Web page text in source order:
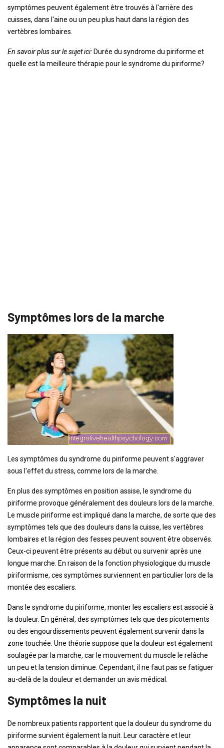
symptômes peuvent également être trouvés à l'arrière des
cuisses, dans l'aine ou un peu plus haut dans la région des
vertèbres lombaires.
En savoir plus sur le sujet ici: Durée du syndrome du piriforme et
quelle est la meilleure thérapie pour le syndrome du piriforme?
Symptômes lors de la marche
Les symptômes du syndrome du piriforme peuvent s'aggraver
sous l'effet du stress, comme lors de la marche.
En plus des symptômes en position assise, le syndrome du
piriforme provoque généralement des douleurs lors de la marche.
Le muscle piriforme est impliqué dans la marche, de sorte que des
symptômes tels que des douleurs dans la cuisse, les vertèbres
lombaires et la région des fesses peuvent souvent être observés.
Ceux-ci peuvent être présents au début ou survenir après une
longue marche. En raison de la fonction physiologique du muscle
piriformisme, ces symptômes surviennent en particulier lors de la
montée des escaliers.
Dans le syndrome du piriforme, monter les escaliers est associé à
la douleur. En général, des symptômes tels que des picotements
ou des engourdissements peuvent également survenir dans la
zone touchée. Une théorie suppose que la douleur est également
soulagée par la marche, car le mouvement du muscle le relâche
un peu et la tension diminue. Cependant, il ne faut pas se fatiguer
au-delà de la douleur et demander un avis médical.
Symptômes la nuit
De nombreux patients rapportent que la douleur du syndrome du
piriforme survient également la nuit. Leur caractère et leur